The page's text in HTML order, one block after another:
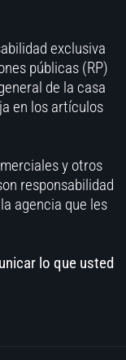
exclusiva
públicas (RP)
de la casa
en los artículos
y otros
responsabilidad
agencia que les
lo que usted